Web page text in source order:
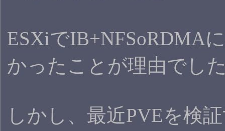
ESXiでIB+NFSoRDMA
かったことが理由でし
しかし、最近PVEを検